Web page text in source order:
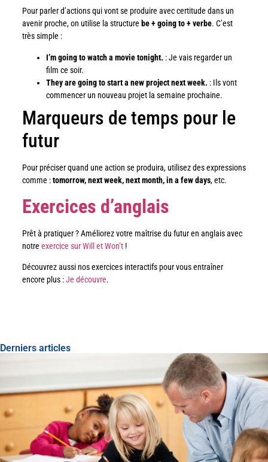
Pour parler d’actions qui vont se produire avec certitude dans un
avenir proche, on utilise la structure be + going to + verbe. C’est
très simple :
I’m going to watch a movie tonight. : Je vais regarder un
film ce soir.
They are going to start a new project next week. : Ils vont
commencer un nouveau projet la semaine prochaine.
Marqueurs de temps pour le
futur
Pour préciser quand une action se produira, utilisez des expressions
comme :tomorrow, next week, next month, in a few days, etc.
Exercices d’anglais
Prêt à pratiquer ? Améliorez votre maîtrise du futur en anglais avec
notre exercice sur Will et Won’t!
Découvrez aussi nos exercices interactifs pour vous entraîner
encore plus :Je découvre.
Derniers articles